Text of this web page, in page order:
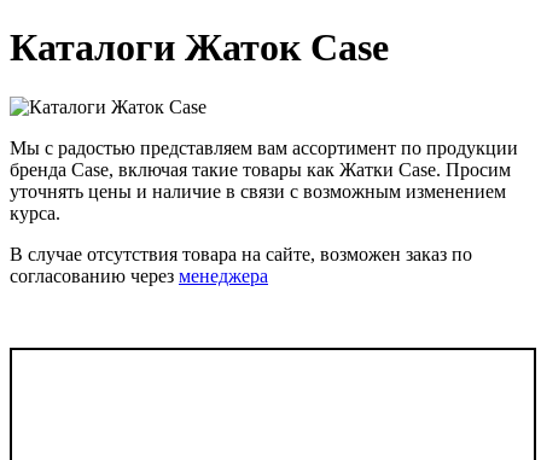
Каталоги Жаток Case
Мы с радостью представляем вам ассортимент по продукции
бренда Case, включая такие товары как Жатки Case. Просим
уточнять цены и наличие в связи с возможным изменением
курса.
В случае отсутствия товара на сайте, возможен заказ по
согласованию через менеджера